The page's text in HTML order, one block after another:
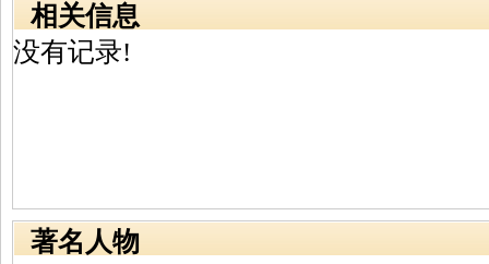
相关信息
没有记录!
著名人物